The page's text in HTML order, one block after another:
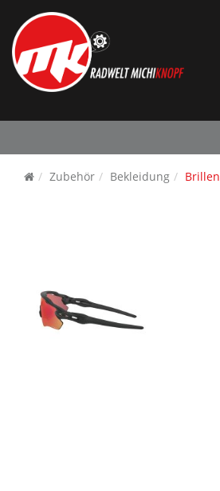
Zubehör Bekleidung Brillen